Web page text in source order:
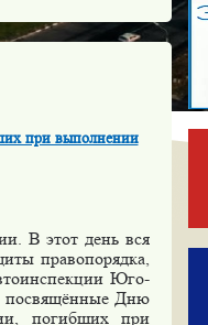
при выполнении
В этот день вся
правопорядка,
Юго-
посвящённые Дню
погибших при